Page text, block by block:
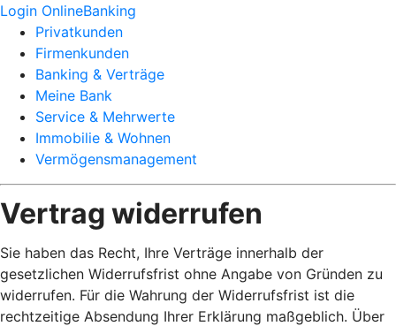
Login OnlineBanking
Privatkunden
Firmenkunden
Banking & Verträge
Meine Bank
Service & Mehrwerte
Immobilie & Wohnen
Vermögensmanagement
Vertrag widerrufen
Sie haben das Recht, Ihre Verträge innerhalb der
gesetzlichen Widerrufsfrist ohne Angabe von Gründen zu
widerrufen. Für die Wahrung der Widerrufsfrist ist die
rechtzeitige Absendung Ihrer Erklärung maßgeblich. Über